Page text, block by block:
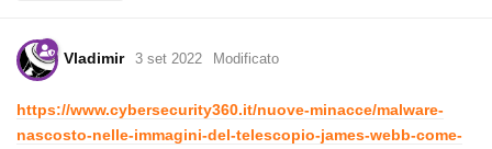
Vladimir 3 set 2022 Modificato
https://www.cybersecurity360.it/nuove-minacce/malware-
nascosto-nelle-immagini-del-telescopio-james-webb-come-